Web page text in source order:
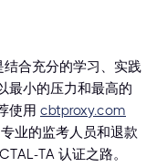
结合充分的学习、实践
最小的压力和最高的
使用 cbtproxy.com
业的监考人员和退款
TA 认证之路。